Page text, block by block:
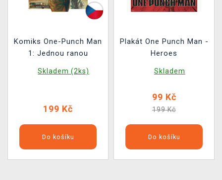
Komiks One-Punch Man
1: Jednou ranou
Skladem (2ks)
199 Kč
Do košíku
Plakát One Punch Man -
Heroes
Skladem
99 Kč
199 Kč
Do košíku